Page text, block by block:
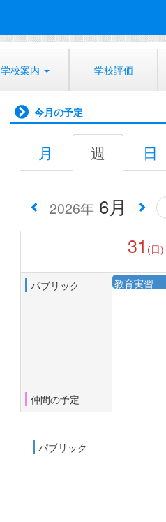
学校案内 学校評価
今月の予定
月 週 日
2026年 6月
31 (日)
パブリック 教育実習
仲間の予定
パブリック